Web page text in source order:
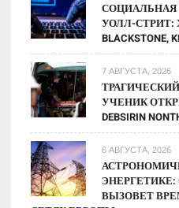
УОЛЛ-СТРИТ:
7 АВГУСТА, 2026
УЧЕНИК
DEBSIRIN
6 АВГУСТА, 2026
ВЫЗОВЕТ